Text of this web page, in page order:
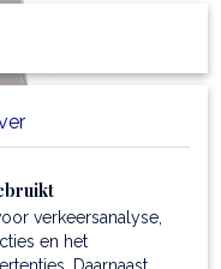
leder…
verkeersanalyse,
en het
Daarnaast